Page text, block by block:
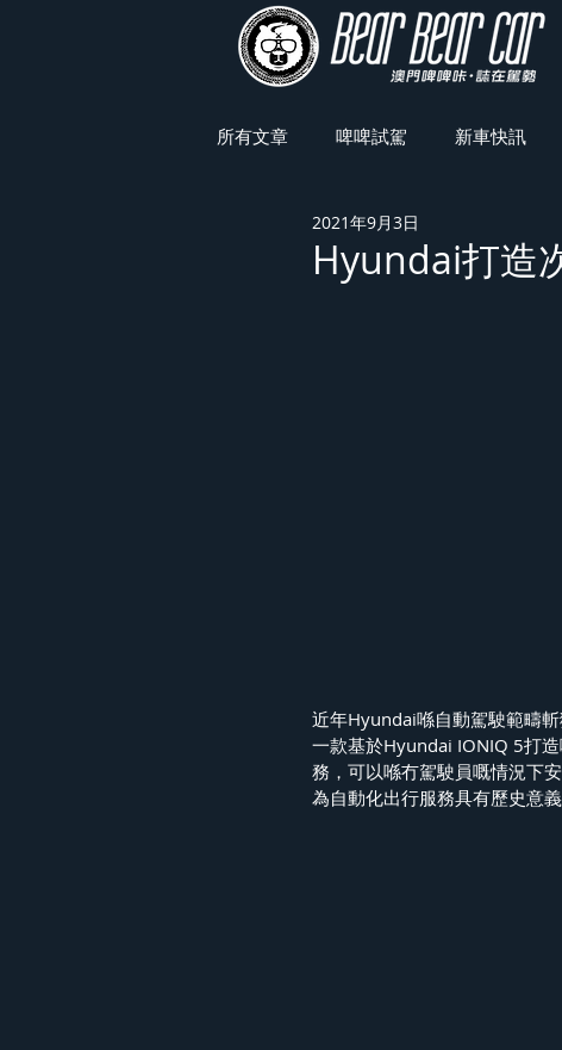
所有文章 啤啤試駕 新車快訊
車展焦點
Hyundai打造
2021年9月3日
近年Hyundai喺自動駕駛範疇
一款基於Hyundai IONIQ 5打
務，可以喺冇駕駛員嘅情況下
為自動化出行服務具有歷史意義